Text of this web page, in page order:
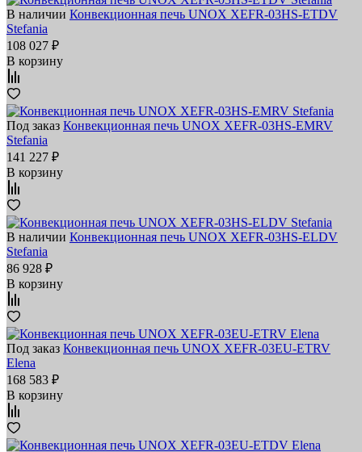
В наличии Конвекционная печь UNOX XEFR-03HS-ETDV
Stefania
108 027 ₽
В корзину
Под заказ Конвекционная печь UNOX XEFR-03HS-EMRV
Stefania
141 227 ₽
В корзину
В наличии Конвекционная печь UNOX XEFR-03HS-ELDV
Stefania
86 928 ₽
В корзину
Под заказ Конвекционная печь UNOX XEFR-03EU-ETRV
Elena
168 583 ₽
В корзину